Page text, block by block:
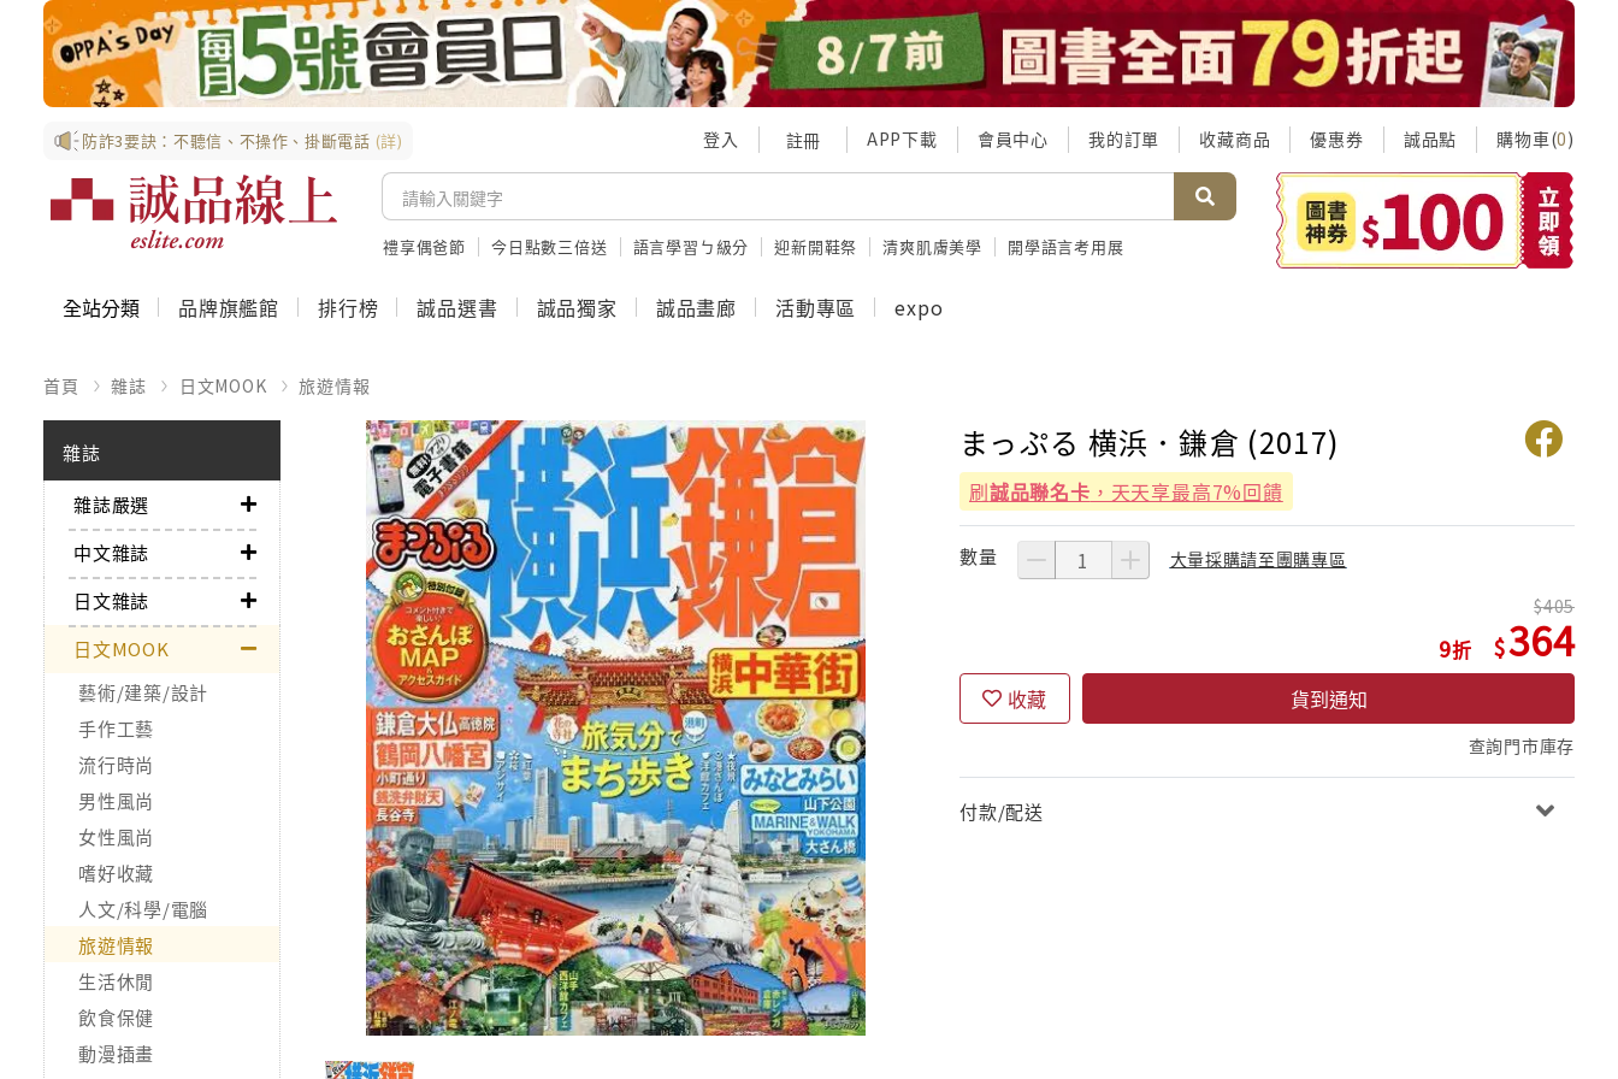
防詐3要訣：不聽信、不操作、掛斷電話 (詳) 登入 註冊 APP下載 會員中心 我的訂單 收藏商品 優惠券 誠品點 購物車(0)
禮享偶爸節 今日點數三倍送 語言學習ㄅ級分 迎新開鞋祭 清爽肌膚美學 開學語言考用展
全站分類 品牌旗艦館 排行榜 誠品選書 誠品獨家 誠品畫廊 活動專區 expo
首頁 雜誌 日文MOOK 旅遊情報
雜誌
雜誌嚴選
中文雜誌
日文雜誌
日文MOOK
藝術/建築/設計
手作工藝
流行時尚
男性風尚
女性風尚
嗜好收藏
人文/科學/電腦
旅遊情報
生活休閒
飲食保健
動漫插畫
まっぷる 横浜．鎌倉 (2017)
刷誠品聯名卡 ，天天享最高7%回饋
數量 大量採購請至團購專區
9
405
364
收藏 貨到通知
查詢門市庫存
付款/配送